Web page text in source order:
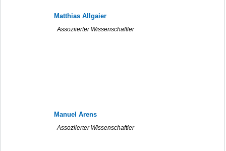
Matthias Allgaier
Assoziierter Wissenschaftler
Manuel Arens
Assoziierter Wissenschaftler